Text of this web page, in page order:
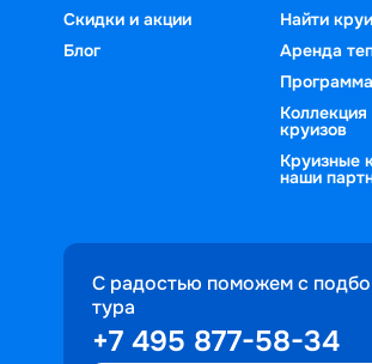
Скидки и акции
Блог
Найти
Аренда
круизов
Круизные
наши
С радостью поможем с
тура
+7 495 877-58-34